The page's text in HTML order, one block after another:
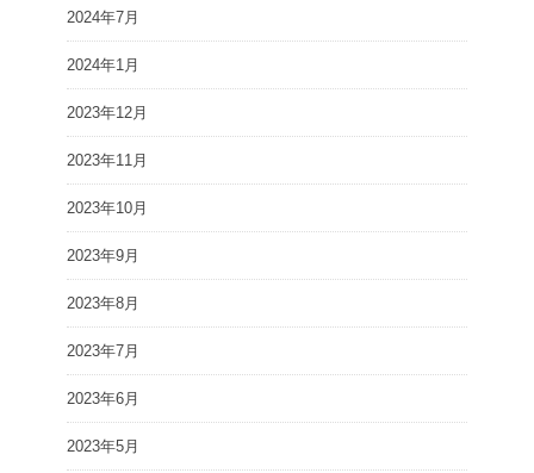
2024年7月
2024年1月
2023年12月
2023年11月
2023年10月
2023年9月
2023年8月
2023年7月
2023年6月
2023年5月